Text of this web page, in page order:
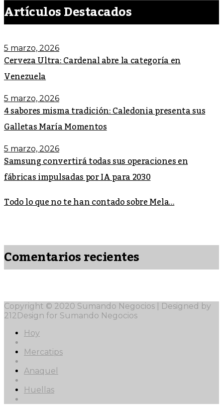
Artículos Destacados
5 marzo, 2026
Cerveza Ultra: Cardenal abre la categoría en
Venezuela
5 marzo, 2026
4 sabores misma tradición: Caledonia presenta sus
Galletas María Momentos
5 marzo, 2026
Samsung convertirá todas sus operaciones en
fábricas impulsadas por IA para 2030
Todo lo que no te han contado sobre Mela...
Comentarios recientes
Copyright © 2020 Sumando Negocios | Designed by
212Design for Sumando Negocios
Hoy
Mercatips
Anaquel
Huellas